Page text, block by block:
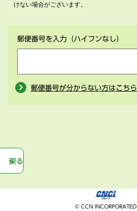
けない場合がございます。
郵便番号を入力 （ハイフンなし）
郵便番号が分からない方はこちら
戻る
© CCN INCORPORATED